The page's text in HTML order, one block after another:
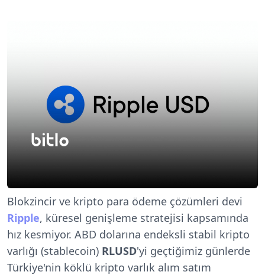
Blokzincir ve kripto para ödeme çözümleri devi
Ripple, küresel genişleme stratejisi kapsamında
hız kesmiyor. ABD dolarına endeksli stabil kripto
varlığı (stablecoin) RLUSD'yi geçtiğimiz günlerde
Türkiye'nin köklü kripto varlık alım satım